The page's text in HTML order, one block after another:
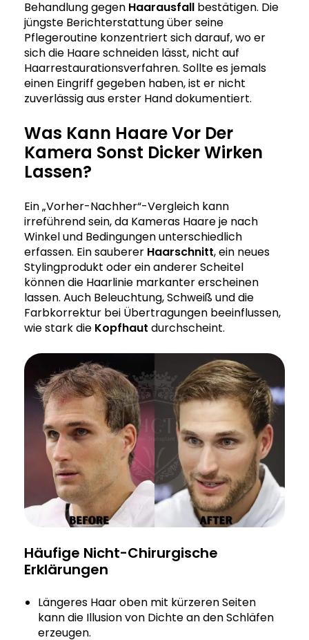
Behandlung gegen Haarausfall bestätigen. Die
jüngste Berichterstattung über seine
Pflegeroutine konzentriert sich darauf, wo er
sich die Haare schneiden lässt, nicht auf
Haarrestaurationsverfahren. Sollte es jemals
einen Eingriff gegeben haben, ist er nicht
zuverlässig aus erster Hand dokumentiert.
Was Kann Haare Vor Der
Kamera Sonst Dicker Wirken
Lassen?
Ein „Vorher-Nachher“-Vergleich kann
irreführend sein, da Kameras Haare je nach
Winkel und Bedingungen unterschiedlich
erfassen. Ein sauberer Haarschnitt, ein neues
Stylingprodukt oder ein anderer Scheitel
können die Haarlinie markanter erscheinen
lassen. Auch Beleuchtung, Schweiß und die
Farbkorrektur bei Übertragungen beeinflussen,
wie stark die Kopfhaut durchscheint.
Häufige Nicht-Chirurgische
Erklärungen
Längeres Haar oben mit kürzeren Seiten
kann die Illusion von Dichte an den Schläfen
erzeugen.